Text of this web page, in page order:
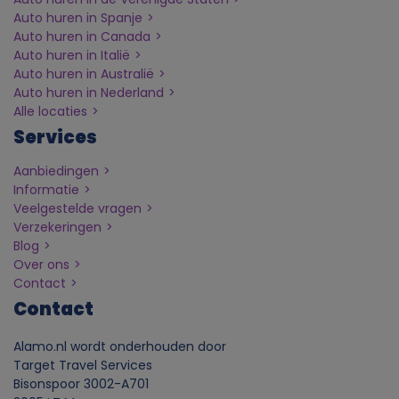
Auto huren in Spanje
Auto huren in Canada
Auto huren in Italië
Auto huren in Australië
Auto huren in Nederland
Alle locaties
Services
Aanbiedingen
Informatie
Veelgestelde vragen
Verzekeringen
Blog
Over ons
Contact
Contact
Alamo.nl wordt onderhouden door
Target Travel Services
Bisonspoor 3002-A701
e
r
s
o
o
n
l
i
j